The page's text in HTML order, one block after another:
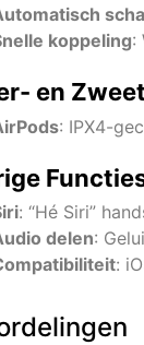
koppeling:
en
: IPX4-
: “Hé Siri”
delen:
: